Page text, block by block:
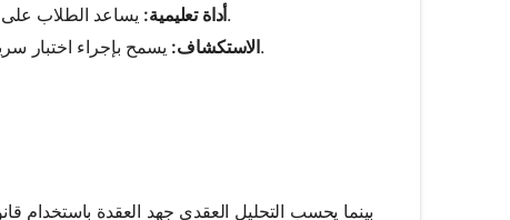
أداة تعليمية:يساعد الطلاب على فهم مبادئ تحليل الشبكة من خلال ملاحظة كيفية صياغة المعادلات وحلها.
الاستكشاف:يسمح بإجراء اختبار سريع لتكوينات الدوائر المختلفة وقيم المكونات لرؤية تأثيراتها على توزيع التيار.